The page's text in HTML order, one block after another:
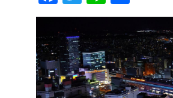
a
c
e
b
o
wi
tt
er
n
e
有